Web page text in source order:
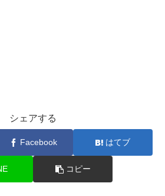
シェアする
Facebook はてブ
コピー